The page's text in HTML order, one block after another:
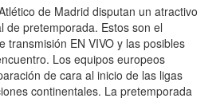
de Madrid disputan un atractivo
de pretemporada. Estos son el
transmisión EN VIVO y las posibles
Los equipos europeos
de cara al inicio de las ligas
continentales. La pretemporada